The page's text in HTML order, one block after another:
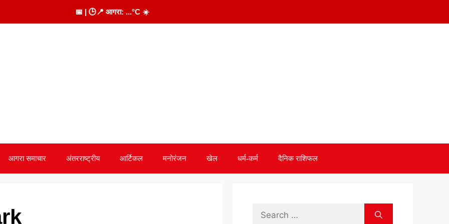
📅 | 🕒📍 आगरा: ...°C ☀️
आगरा समाचार अंतरराष्ट्रीय आर्टिकल मनोरंजन खेल धर्म-कर्म दैनिक राशिफल
Search